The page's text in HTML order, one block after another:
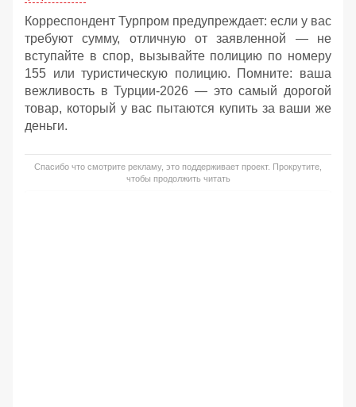
Корреспондент Турпром предупреждает: если у вас
требуют сумму, отличную от заявленной — не
вступайте в спор, вызывайте полицию по номеру
155 или туристическую полицию. Помните: ваша
вежливость в Турции-2026 — это самый дорогой
товар, который у вас пытаются купить за ваши же
деньги.
Спасибо что смотрите рекламу, это поддерживает проект. Прокрутите,
чтобы продолжить читать